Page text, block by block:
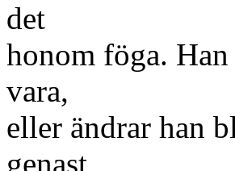
det
honom föga.
vara,
eller ändrar han
genast